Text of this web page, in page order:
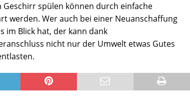
Geschirr spülen können durch einfache
werden. Wer auch bei einer Neuanschaffung
im Blick hat, der kann dank
nicht nur der Umwelt etwas Gutes